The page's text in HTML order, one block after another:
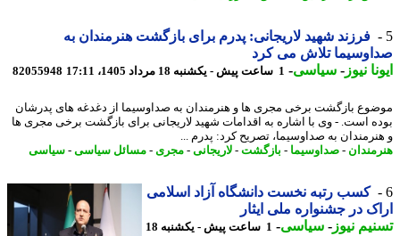
فرزند شهید لاریجانی: پدرم برای بازگشت هنرمندان به
تلاش می کرد
نیوز-سیاسی-1 ساعت پیش - یکشنبه 18 مرداد 1405، 17:11 82055948
بازگشت برخی مجری ها و هنرمندان به صداوسیما از دغدغه های پدرشان
است. - وی با اشاره به اقدامات شهید لاریجانی برای بازگشت برخی مجری ها
به صداوسیما، تصریح کرد: پدرم ...
- صداوسیما-بازگشت-لاریجانی-مجری- مسائل سیاسی-سیاسی
کسب رتبه نخست دانشگاه آزاد اسلامی
در جشنواره ملی ایثار
نیوز-سیاسی-
1 ساعت پیش - یکشنبه 18